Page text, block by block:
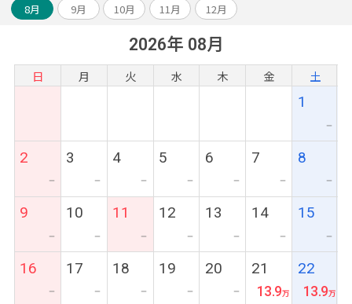
お気軽にスタッフまでご相談ください！
8月 9月 10月 11月 12月
2026年 08月
日 月 火 水 木 金 土
1
ー
2
ー
3
ー
4
ー
5
ー
6
ー
7
ー
8
ー
9
ー
10
ー
11
ー
12
ー
13
ー
14
ー
15
ー
16
ー
17
ー
18
ー
19
ー
20
ー
21
13.9
22
13.9